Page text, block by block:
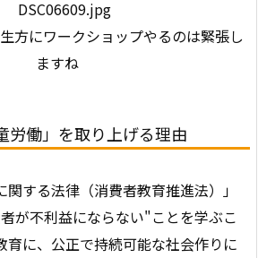
方にワークショップやるのは緊張し
ますね
労働」を取り上げる理由
関する法律（消費者教育推進法）」
が不利益にならない"ことを学ぶこ
育に、公正で持続可能な社会作りに